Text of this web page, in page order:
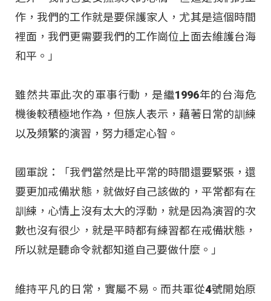
作，我們的工作就是要保護家人，尤其是這個時間
裡面，我們更需要我們的工作崗位上面去維護台海
和平。」
雖然共軍此次的軍事行動，是繼1996年的台海危
機後較積極地作為，但族人表示，藉著日常的訓練
以及頻繁的演習，努力穩定心智。
國軍說：「我們當然是比平常的時間還要緊張，還
要更加戒備狀態，就做好自己該做的，平常都有在
訓練，心情上沒有太大的浮動，就是因為演習的次
數也沒有很少，就是平時都有練習都在戒備狀態，
所以就是聽命令就都知道自己要做什麼。」
維持平凡的日常，實屬不易。而共軍從4號開始原